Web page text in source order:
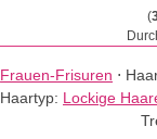
(
Frauen-Frisuren ⋅
Haartyp: Lockige